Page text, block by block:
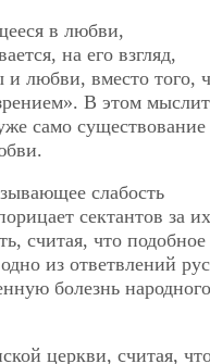
в любви,
на его взгляд,
и любви, вместо того,
В этом
само существование
слабость
сектантов за их
считая, что
из ответвлений
болезнь народного
церкви, считая,